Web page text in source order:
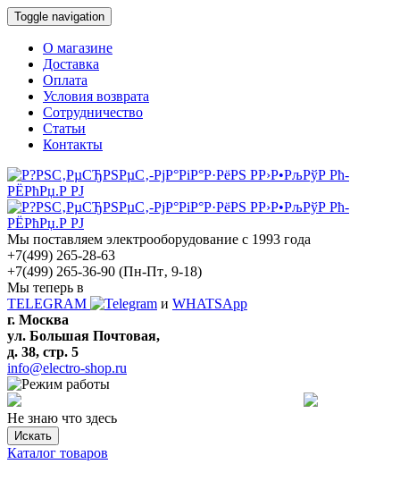
Toggle navigation
О магазине
Доставка
Оплата
Условия возврата
Сотрудничество
Статьи
Контакты
Мы поставляем электрооборудование с 1993 года
+7(499) 265-28-63
+7(499) 265-36-90 (Пн-Пт‚ 9-18)
Мы теперь в
TELEGRAM
и WHATSApp
г. Москва
ул. Большая Почтовая,
д. 38, стр. 5
info@electro-shop.ru
Не знаю что здесь
Искать
Каталог товаров